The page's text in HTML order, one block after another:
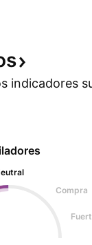
indicadores
Compra